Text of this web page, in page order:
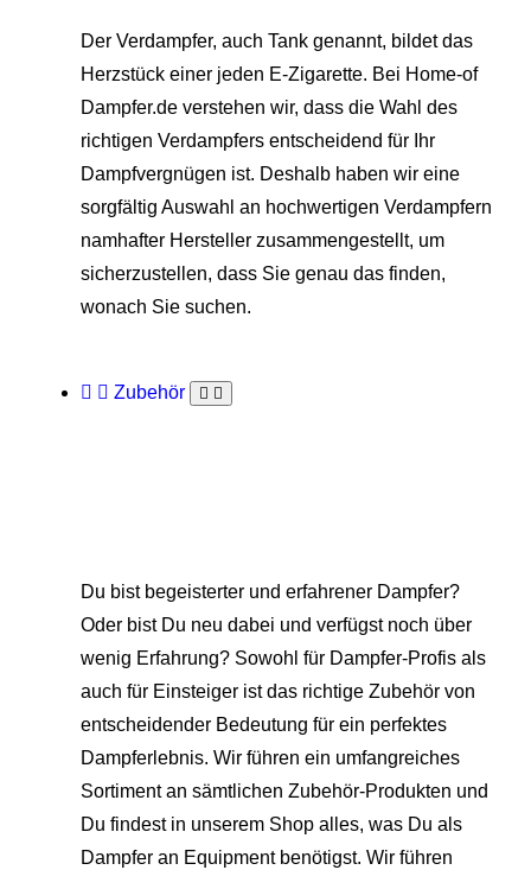
Der Verdampfer, auch Tank genannt, bildet das
Herzstück einer jeden E-Zigarette. Bei Home-of
Dampfer.de verstehen wir, dass die Wahl des
richtigen Verdampfers entscheidend für Ihr
Dampfvergnügen ist. Deshalb haben wir eine
sorgfältig Auswahl an hochwertigen Verdampfern
namhafter Hersteller zusammengestellt, um
sicherzustellen, dass Sie genau das finden,
wonach Sie suchen.
Zubehör
Du bist begeisterter und erfahrener Dampfer?
Oder bist Du neu dabei und verfügst noch über
wenig Erfahrung? Sowohl für Dampfer-Profis als
auch für Einsteiger ist das richtige Zubehör von
entscheidender Bedeutung für ein perfektes
Dampferlebnis. Wir führen ein umfangreiches
Sortiment an sämtlichen Zubehör-Produkten und
Du findest in unserem Shop alles, was Du als
Dampfer an Equipment benötigst. Wir führen